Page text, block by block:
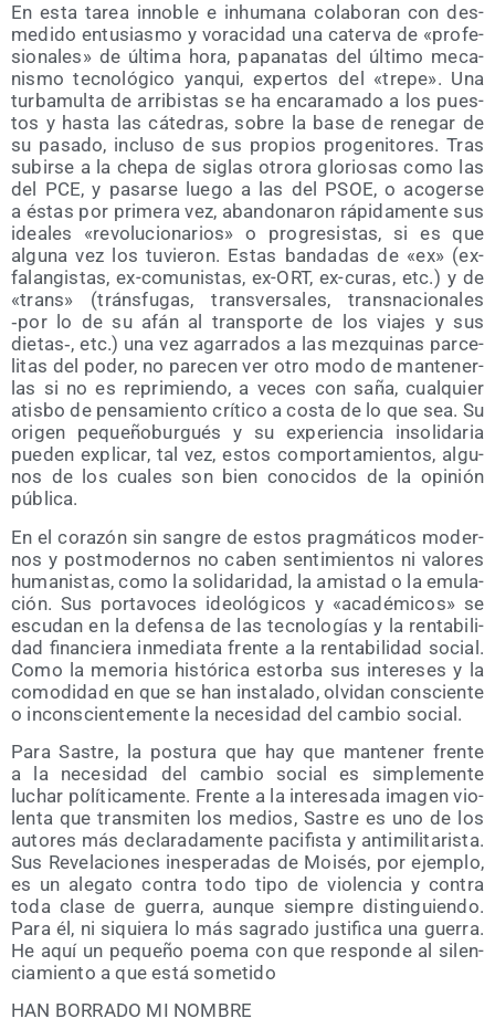
En esta tarea inno­ble e inhu­ma­na cola­bo­ran con des­
me­di­do entu­sias­mo y vora­ci­dad una cater­va de «pro­fe­
sio­na­les» de últi­ma hora, papa­na­tas del últi­mo meca­
nis­mo tec­no­ló­gi­co yan­qui, exper­tos del «tre­pe». Una
tur­ba­mul­ta de arri­bis­tas se ha enca­ra­ma­do a los pues­
tos y has­ta las cáte­dras, sobre la base de rene­gar de
su pasa­do, inclu­so de sus pro­pios pro­ge­ni­to­res. Tras
subir­se a la che­pa de siglas otro­ra glo­rio­sas como las
del PCE, y pasar­se lue­go a las del PSOE, o aco­ger­se
a éstas por pri­me­ra vez, aban­do­na­ron rápi­da­men­te sus
idea­les «revo­lu­cio­na­rios» o pro­gre­sis­tas, si es que
algu­na vez los tuvie­ron. Estas ban­da­das de «ex» (ex-
falan­gis­tas, ex-comu­nis­tas, ex-ORT, ex-curas, etc.) y de
«trans» (tráns­fu­gas, trans­ver­sa­les, trans­na­cio­na­les
‑por lo de su afán al trans­por­te de los via­jes y sus
dietas‑, etc.) una vez aga­rra­dos a las mez­qui­nas par­ce­
li­tas del poder, no pare­cen ver otro modo de man­te­ner­
las si no es repri­mien­do, a veces con saña, cual­quier
atis­bo de pen­sa­mien­to crí­ti­co a cos­ta de lo que sea. Su
ori­gen peque­ño­bur­gués y su expe­rien­cia inso­li­da­ria
pue­den expli­car, tal vez, estos com­por­ta­mien­tos, algu­
nos de los cua­les son bien cono­ci­dos de la opi­nión
pública.
En el cora­zón sin san­gre de estos prag­má­ti­cos moder­
nos y post­mo­der­nos no caben sen­ti­mien­tos ni valo­res
huma­nis­tas, como la soli­da­ri­dad, la amis­tad o la emu­la­
ción. Sus por­ta­vo­ces ideo­ló­gi­cos y «aca­dé­mi­cos» se
escu­dan en la defen­sa de las tec­no­lo­gías y la ren­ta­bi­li­
dad finan­cie­ra inme­dia­ta fren­te a la ren­ta­bi­li­dad social.
Como la memo­ria his­tó­ri­ca estor­ba sus intere­ses y la
como­di­dad en que se han ins­ta­la­do, olvi­dan cons­cien­te
o incons­cien­te­men­te la nece­si­dad del cam­bio social.
Para Sas­tre, la pos­tu­ra que hay que man­te­ner fren­te
a la nece­si­dad del cam­bio social es sim­ple­men­te
luchar polí­ti­ca­men­te. Fren­te a la intere­sa­da ima­gen vio­
len­ta que trans­mi­ten los medios, Sas­tre es uno de los
auto­res más decla­ra­da­men­te paci­fis­ta y anti­mi­li­ta­ris­ta.
Sus Reve­la­cio­nes ines­pe­ra­das de Moi­sés, por ejem­plo,
es un ale­ga­to con­tra todo tipo de vio­len­cia y con­tra
toda cla­se de gue­rra, aun­que siem­pre dis­tin­guien­do.
Para él, ni siquie­ra lo más sagra­do jus­ti­fi­ca una gue­rra.
He aquí un peque­ño poe­ma con que res­pon­de al silen­
cia­mien­to a que está sometido
HAN BORRADO MI NOMBRE